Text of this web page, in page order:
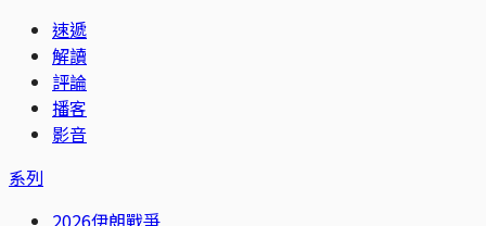
速遞
解讀
評論
播客
影音
系列
2026伊朗戰爭